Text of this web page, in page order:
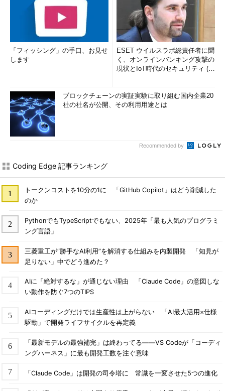
「フィッシング」の手口、お見せ
します
ESET ウイルスラボ総責任者に聞
く、オンラインバンキング攻撃の
現状とIoT時代のセキュリティ (1/
ブロックチェーンの実証実験に取り組む国内企業20
社の社名が公開、その利用用途とは
Recommended by
Coding Edge 記事ランキング
トークンコストを10分の1に 「GitHub Copilot」はどう削減した
のか
PythonでもTypeScriptでもない、2025年「最も人気のプログラミ
ング言語」
三菱重工が“勝手なAI利用”を解消する仕組みを内製開発 「知見が
足りない」中でどう進めた？
AIに「絶対するな」が通じない理由 「Claude Code」の意図しな
い動作を防ぐ7つのTIPS
AIコーディングだけでは生産性は上がらない 「AI最大活用×仕様
駆動」で開発ライフサイクルを再定義
「最新モデルの最強補完」は終わってる――VS Codeが「コーディ
ングハーネス」に最も開発工数を注ぐ意味
「Claude Code」は開発の司令塔に 常識を一変させた5つの進化